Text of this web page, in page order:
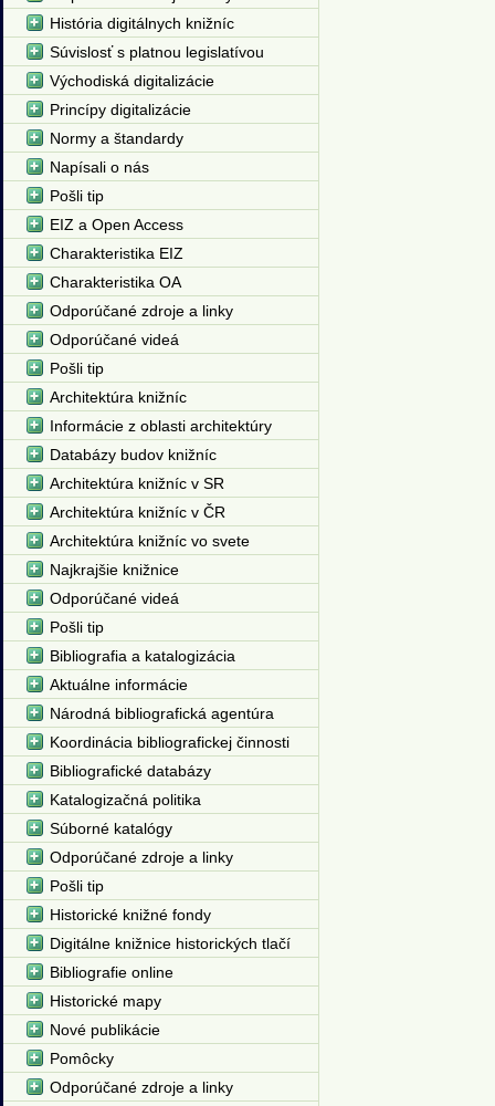
História digitálnych knižníc
Súvislosť s platnou legislatívou
Východiská digitalizácie
Princípy digitalizácie
Normy a štandardy
Napísali o nás
Pošli tip
EIZ a Open Access
Charakteristika EIZ
Charakteristika OA
Odporúčané zdroje a linky
Odporúčané videá
Pošli tip
Architektúra knižníc
Informácie z oblasti architektúry
Databázy budov knižníc
Architektúra knižníc v SR
Architektúra knižníc v ČR
Architektúra knižníc vo svete
Najkrajšie knižnice
Odporúčané videá
Pošli tip
Bibliografia a katalogizácia
Aktuálne informácie
Národná bibliografická agentúra
Koordinácia bibliografickej činnosti
Bibliografické databázy
Katalogizačná politika
Súborné katalógy
Odporúčané zdroje a linky
Pošli tip
Historické knižné fondy
Digitálne knižnice historických tlačí
Bibliografie online
Historické mapy
Nové publikácie
Pomôcky
Odporúčané zdroje a linky